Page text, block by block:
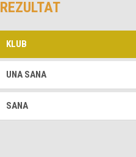
REZULTAT
KLUB
UNA SANA
SANA